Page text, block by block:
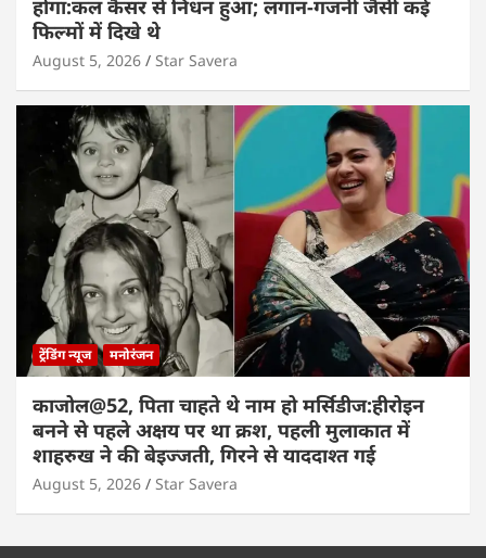
होगा:कल कैंसर से निधन हुआ; लगान-गजनी जैसी कई
फिल्मों में दिखे थे
August 5, 2026 Star Savera
ट्रेंडिंग न्यूज मनोरंजन
काजोल@52, पिता चाहते थे नाम हो मर्सिडीज:हीरोइन
बनने से पहले अक्षय पर था क्रश, पहली मुलाकात में
शाहरुख ने की बेइज्जती, गिरने से याददाश्त गई
August 5, 2026 Star Savera